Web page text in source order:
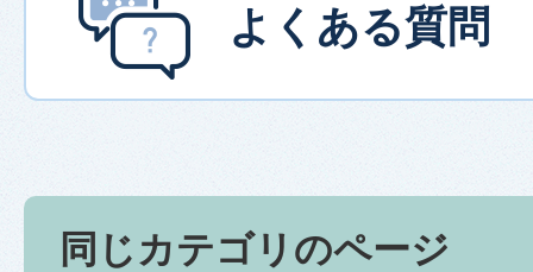
よくある質問
同じカテゴリのページ